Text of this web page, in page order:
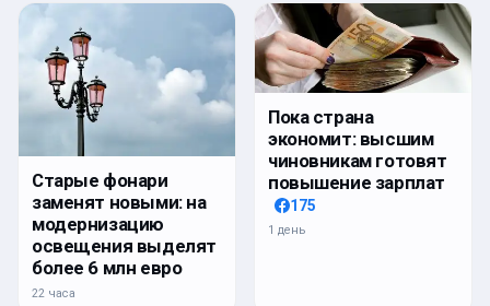
Старые фонари
заменят новыми: на
модернизацию
освещения выделят
более 6 млн евро
22 часа
Пока страна
экономит: высшим
чиновникам готовят
повышение зарплат
175
1 день